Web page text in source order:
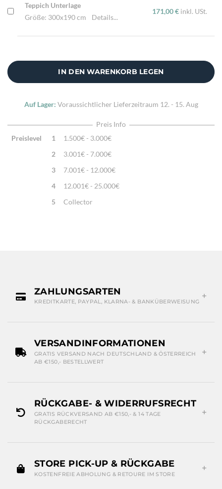
Teppich Unterlage
Größe: 300x190 cm
Details...
171,00 € inkl. USt.
IN DEN WARENKORB LEGEN
Auf Lager: Voraussichtlicher Lieferzeitraum 12. - 15. Aug
Preis Info
Preislevel
1
1.500€ - 3.000€
2
3.001€ - 7.000€
3
7.001€ - 12.000€
4
12.001€ - 25.000€
5
Collector
ZAHLUNGSARTEN
KREDITKARTE, PAYPAL, KLARNA- & BANKÜBERWEISUNG
VERSANDINFORMATIONEN
GRATIS VERSAND NACH DEUTSCHLAND & ÖSTERREICH
AB €150,- BESTELLWERT
RÜCKGABE- & WIDERRUFSRECHT
GRATIS RÜCKVERSAND AB €150,- & 14 TAGE
RÜCKGABERECHT
STORE PICK-UP & RÜCKGABE
KOSTENFREIE ABHOLUNG & RETOURE IM STORE